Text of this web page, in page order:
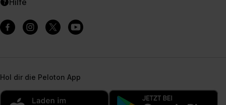
Hilfe
Hol dir die Peloton App